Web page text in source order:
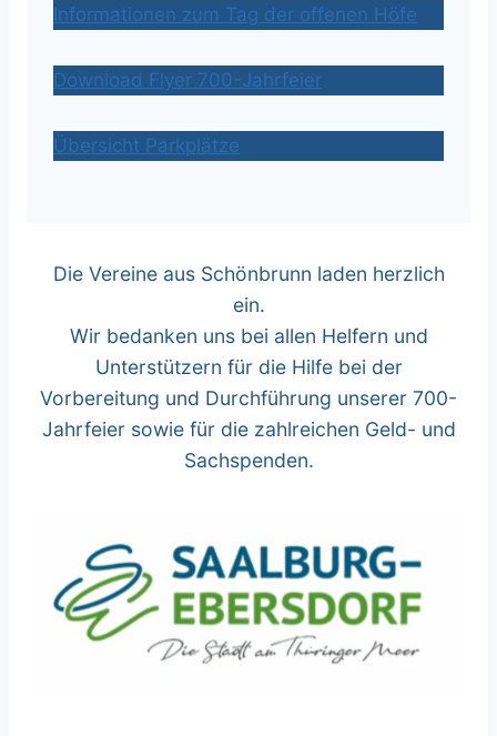
Informationen zum Tag der offenen Höfe
Download Flyer 700-Jahrfeier
Übersicht Parkplätze
Die Vereine aus Schönbrunn laden herzlich
ein.
Wir bedanken uns bei allen Helfern und
Unterstützern für die Hilfe bei der
Vorbereitung und Durchführung unserer 700-
Jahrfeier sowie für die zahlreichen Geld- und
Sachspenden.